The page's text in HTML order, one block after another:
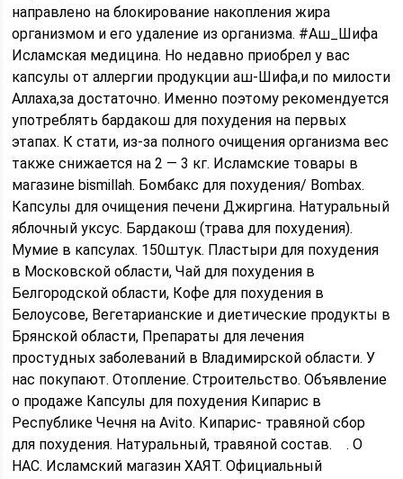
направлено на блокирование накопления жира
организмом и его удаление из организма. #Аш_Шифа
Исламская медицина. Но недавно приобрел у вас
капсулы от аллергии продукции аш-Шифа,и по милости
Аллаха,за достаточно. Именно поэтому рекомендуется
употреблять бардакош для похудения на первых
этапах. К стати, из-за полного очищения организма вес
также снижается на 2 — 3 кг. Исламские товары в
магазине bismillah. Бомбакс для похудения/ Bombax.
Капсулы для очищения печени Джиргина. Натуральный
яблочный уксус. Бардакош (трава для похудения).
Мумие в капсулах. 150штук. Пластыри для похудения
в Московской области, Чай для похудения в
Белгородской области, Кофе для похудения в
Белоусове, Вегетарианские и диетические продукты в
Брянской области, Препараты для лечения
простудных заболеваний в Владимирской области. У
нас покупают. Отопление. Строительство. Объявление
о продаже Капсулы для похудения Кипарис в
Республике Чечня на Avito. Кипарис- травяной сбор
для похудения. Натуральный, травяной состав. ⠀. О
НАС. Исламский магазин ХАЯТ. Официальный